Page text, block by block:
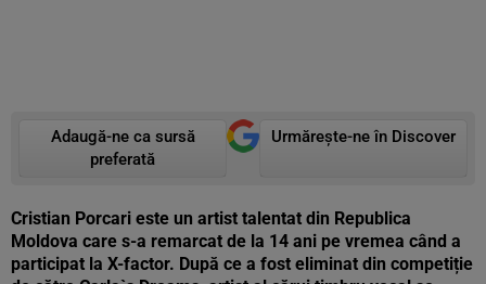
Adaugă-ne ca sursă
preferată
Urmărește-ne în Discover
Cristian Porcari este un artist talentat din Republica
Moldova care s-a remarcat de la 14 ani pe vremea când a
participat la X-factor. După ce a fost eliminat din competiție